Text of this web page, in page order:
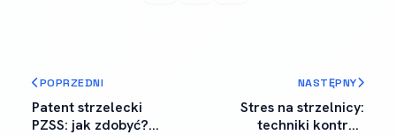
POPRZEDNI
Patent strzelecki
PZSS: jak zdobyć?
NASTĘPNY
Stres na strzelnicy:
techniki kontroli